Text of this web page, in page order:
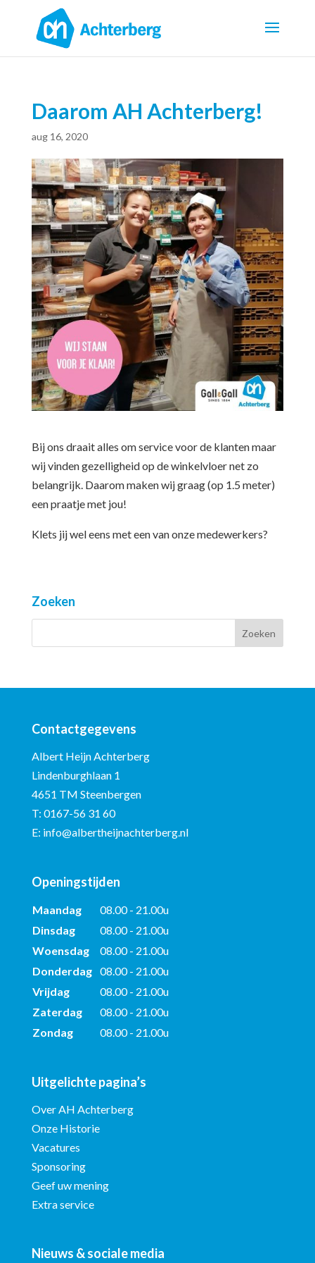
Daarom AH Achterberg!
aug 16, 2020
Bij ons draait alles om service voor de klanten maar
wij vinden gezelligheid op de winkelvloer net zo
belangrijk. Daarom maken wij graag (op 1.5 meter)
een praatje met jou!
Klets jij wel eens met een van onze medewerkers?
Zoeken
Contactgegevens
Albert Heijn Achterberg
Lindenburghlaan 1
4651 TM Steenbergen
T: 0167-56 31 60
E: info@albertheijnachterberg.nl
Openingstijden
Maandag
08.00 - 21.00u
Dinsdag
08.00 - 21.00u
Woensdag
08.00 - 21.00u
Donderdag 08.00 - 21.00u
Vrijdag
08.00 - 21.00u
Zaterdag
08.00 - 21.00u
Zondag
08.00 - 21.00u
Uitgelichte pagina’s
Over AH Achterberg
Onze Historie
Vacatures
Sponsoring
Geef uw mening
Extra service
Nieuws & sociale media